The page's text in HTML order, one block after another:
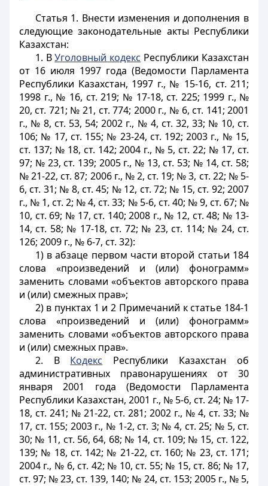
Статья 1. Внести изменения и дополнения в
следующие законодательные акты Республики
Казахстан:
1. ВУголовный кодекс Республики Казахстан
от 16 июля 1997 года (Ведомости Парламента
Республики Казахстан, 1997 г., № 15-16, ст. 211;
1998 г., № 16, ст. 219; № 17-18, ст. 225; 1999 г., №
20, ст. 721; № 21, ст. 774; 2000 г., № 6, ст. 141; 2001
г., № 8, ст. 53, 54; 2002 г., № 4, ст. 32, 33; № 10, ст.
106; № 17, ст. 155; № 23-24, ст. 192; 2003 г., № 15,
ст. 137; № 18, ст. 142; 2004 г., № 5, ст. 22; № 17, ст.
97; № 23, ст. 139; 2005 г., № 13, ст. 53; № 14, ст. 58;
№ 21-22, ст. 87; 2006 г., № 2, ст. 19; № 3, ст. 22; № 5-
6, ст. 31; № 8, ст. 45; № 12, ст. 72; № 15, ст. 92; 2007
г., № 1, ст. 2; № 4, ст. 33; № 5-6, ст. 40; № 9, ст. 67; №
10, ст. 69; № 17, ст. 140; 2008 г., № 12, ст. 48; № 13-
14, ст. 58; № 17-18, ст. 72; № 23, ст. 114; № 24, ст.
126; 2009 г., № 6-7, ст. 32):
1) в абзаце первом части второй статьи 184
слова «произведений и (или) фонограмм»
заменить словами «объектов авторского права
и (или) смежных прав»;
2) в пунктах 1 и 2 Примечаний к статье 184-1
слова «произведений и (или) фонограмм»
заменить словами «объектов авторского права
и (или) смежных прав».
2. В Кодекс Республики Казахстан об
административных правонарушениях от 30
января 2001 года (Ведомости Парламента
Республики Казахстан, 2001 г., № 5-6, ст. 24; № 17-
18, ст. 241; № 21-22, ст. 281; 2002 г., № 4, ст. 33; №
17, ст. 155; 2003 г., № 1-2, ст. 3; № 4, ст. 25; № 5, ст.
30; № 11, ст. 56, 64, 68; № 14, ст. 109; № 15, ст. 122,
139; № 18, ст. 142; № 21-22, ст. 160; № 23, ст. 171;
2004 г., № 6, ст. 42; № 10, ст. 55; № 15, ст. 86; № 17,
ст. 97; № 23, ст. 139, 140; № 24, ст. 153; 2005 г., № 5,